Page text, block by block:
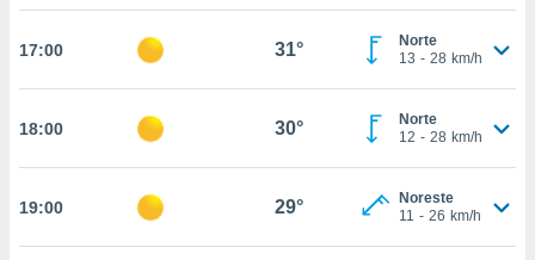
a la
todas
ya sean
nos
en
perfil
17:00 31°
Norte
13 - 28 km/h
18:00 30°
Norte
12 - 28 km/h
19:00 29°
Noreste
11 - 26 km/h